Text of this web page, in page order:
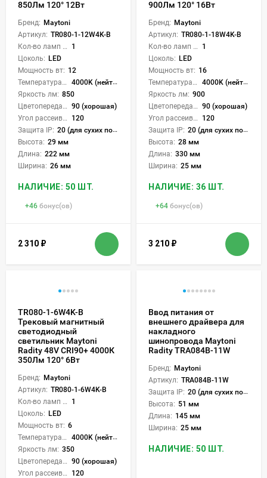
850Лм 120° 12Вт
Бренд: Maytoni
Артикул: TR080-1-12W4K-B
Кол-во ламп или LED:
1
Цоколь: LED
Мощность вт: 12
Температура света:
4000K (нейтральный)
Яркость лм: 850
Цветопередача (CRI): 90 (хорошая)
Угол рассеивания света °:
120
Защита IP: 20 (для сухих пом.)
Высота: 29 мм
Длина: 222 мм
Ширина: 26 мм
НАЛИЧИЕ: 50 ШТ.
+46 бонус(ов)
2 310 ₽
900Лм 120° 16Вт
Бренд: Maytoni
Артикул: TR080-1-18W4K-B
Кол-во ламп или LED:
1
Цоколь: LED
Мощность вт: 16
Температура света:
4000K (нейтральный)
Яркость лм: 900
Цветопередача (CRI): 90 (хорошая)
Угол рассеивания света °:
120
Защита IP: 20 (для сухих пом.)
Высота: 28 мм
Длина: 330 мм
Ширина: 25 мм
НАЛИЧИЕ: 36 ШТ.
+64 бонус(ов)
3 210 ₽
TR080-1-6W4K-B
Трековый магнитный
светодиодный
светильник Maytoni
Radity 48V CRI90+ 4000К
350Лм 120° 6Вт
Бренд: Maytoni
Артикул: TR080-1-6W4K-B
Кол-во ламп или LED:
1
Цоколь: LED
Мощность вт: 6
Температура света:
4000K (нейтральный)
Яркость лм: 350
Цветопередача (CRI): 90 (хорошая)
Угол рассеивания света °:
120
Ввод питания от
внешнего драйвера для
накладного
шинопровода Maytoni
Radity TRA084B-11W
Бренд: Maytoni
Артикул: TRA084B-11W
Защита IP: 20 (для сухих пом.)
Высота: 51 мм
Длина: 145 мм
Ширина: 25 мм
НАЛИЧИЕ: 50 ШТ.